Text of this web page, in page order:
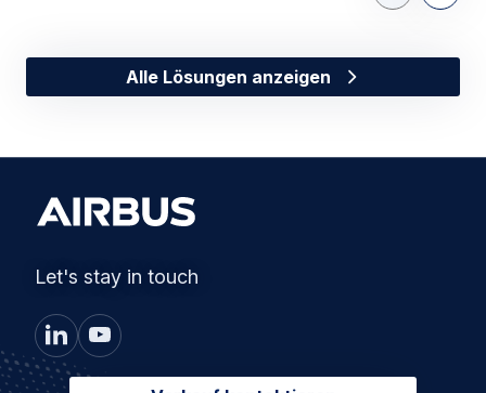
Alle Lösungen anzeigen
Let's stay in touch